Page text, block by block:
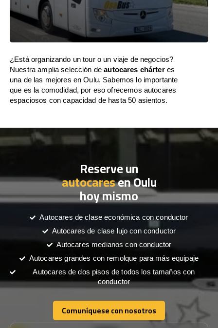
¿Está organizando un tour o un viaje de negocios?
Nuestra amplia selección deautocares chárteres
una de las mejores en Oulu. Sabemos lo importante
que es la comodidad, por eso ofrecemos autocares
espaciosos con capacidad de hasta 50 asientos.
Reserve un
autocaresen Oulu
hoy mismo
Autocares de clase económica con conductor
Autocares de clase lujo con conductor
Autocares medianos con conductor
Autocares grandes con remolque para más equipaje
Autocares de dos pisos de todos los tamaños con
conductor
Comuníquese con nosotros
Comuníquese con nosotros